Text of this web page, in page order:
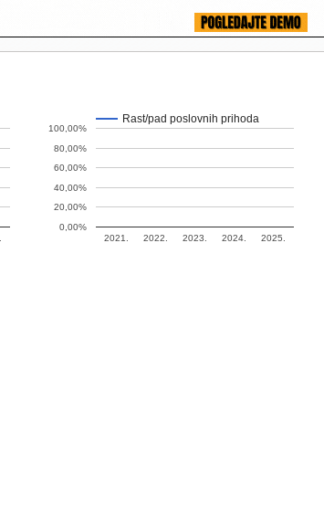
Rast/pad poslovnih prihoda
2021. 2022. 2023. 2024. 2025.
0,00%
20,00%
40,00%
60,00%
80,00%
100,00%